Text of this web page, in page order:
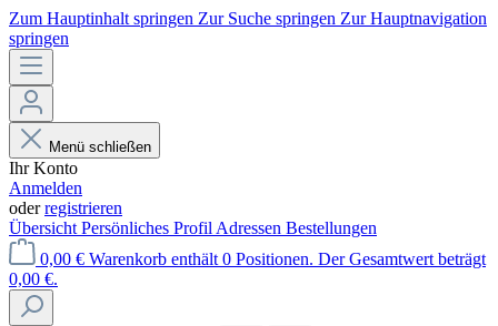
Zum Hauptinhalt springen Zur Suche springen Zur Hauptnavigation
springen
Menü schließen
Ihr Konto
Anmelden
oderregistrieren
Übersicht Persönliches Profil Adressen Bestellungen
0,00 € Warenkorb enthält 0 Positionen. Der Gesamtwert beträgt
0,00 €.